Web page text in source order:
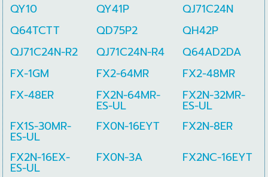
QY10
QY41P
QJ71C24N
Q64TCTT
QD75P2
QH42P
QJ71C24N-R2
QJ71C24N-R4
Q64AD2DA
FX-1GM
FX2-64MR
FX2-48MR
FX-48ER
FX2N-64MR-
ES-UL
FX2N-32MR-
ES-UL
FX1S-30MR-
ES-UL
FX0N-16EYT
FX2N-8ER
FX2N-16EX-
ES-UL
FX0N-3A
FX2NC-16EYT